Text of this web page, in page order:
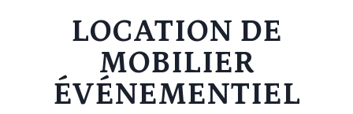
LOCATION DE
MOBILIER
ÉVÉNEMENTIEL